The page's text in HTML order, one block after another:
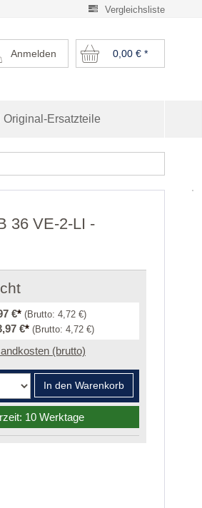
Vergleichsliste
0,00 €*
Anmelden
Original-Ersatzteile
36 VE-2-LI -
€* (Brutto: 4,72 €)
€* (Brutto: 4,72 €)
(brutto)
In den Warenkorb
10 Werktage